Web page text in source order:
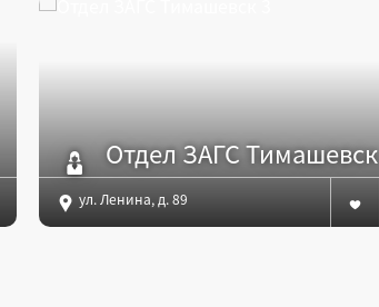
Отдел ЗАГС Тимашевск
ул. Ленина, д. 89